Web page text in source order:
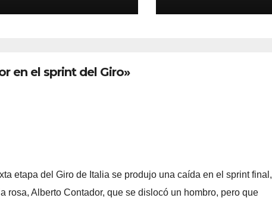
en el sprint del Giro»
etapa del Giro de Italia se produjo una caída en el sprint final,
rosa, Alberto Contador, que se dislocó un hombro, pero que